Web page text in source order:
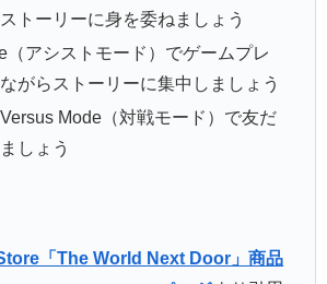
トーリーに身を委ねましょう
（アシストモード）でゲームプレ
がらストーリーに集中しましょう
Mode（対戦モード）で友だ
しょう
「The World Next Door」商品